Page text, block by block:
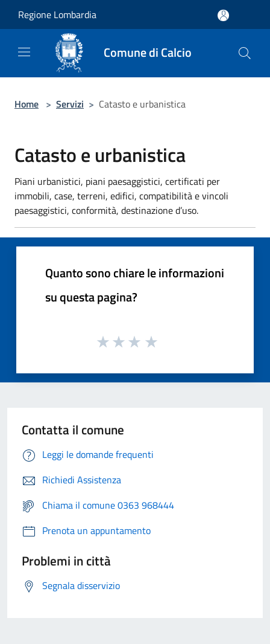
Regione Lombardia
Comune di Calcio
Home > Servizi > Catasto e urbanistica
Catasto e urbanistica
Piani urbanistici, piani paesaggistici, certificati per
immobili, case, terreni, edifici, compatibilità e vincoli
paesaggistici, conformità, destinazione d’uso.
Quanto sono chiare le informazioni
su questa pagina?
Contatta il comune
Leggi le domande frequenti
Richiedi Assistenza
Chiama il comune 0363 968444
Prenota un appuntamento
Problemi in città
Segnala disservizio